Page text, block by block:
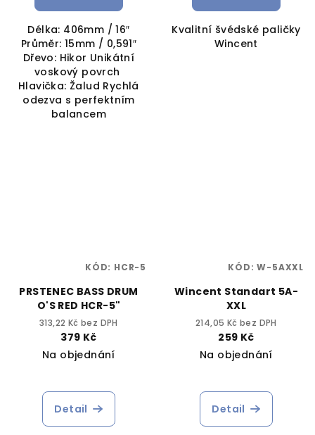
Délka: 406mm / 16″
Průměr: 15mm / 0,591″
Dřevo: Hikor Unikátní
voskový povrch
Hlavička: Žalud Rychlá
odezva s perfektním
balancem
Kvalitní švédské paličky
Wincent
PRSTENEC BASS DRUM
O'S RED HCR-5"
313,22 Kč bez DPH
379 Kč
Na objednání
Detail
KÓD: HCR-5
Wincent Standart 5A-
XXL
214,05 Kč bez DPH
259 Kč
Na objednání
Detail
KÓD:W-5AXXL